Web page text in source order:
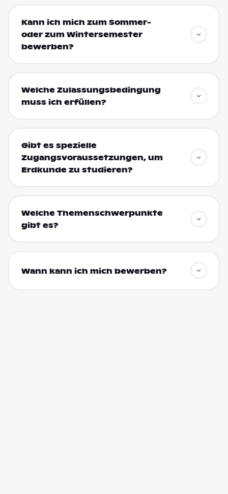
Kann ich mich zum Sommer-
oder zum Wintersemester
bewerben?
Welche Zulassungsbedingung
muss ich erfüllen?
Gibt es spezielle
Zugangsvoraussetzungen, um
Erdkunde zu studieren?
Welche Themenschwerpunkte
gibt es?
Wann kann ich mich bewerben?